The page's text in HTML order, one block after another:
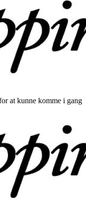
at kunne komme i gang